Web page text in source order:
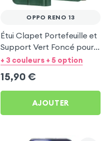
OPPO RENO 13
Étui Clapet Portefeuille et
Support Vert Foncé pour
Oppo Reno 13
+ 3 couleurs + 5 option
15,90 €
AJOUTER